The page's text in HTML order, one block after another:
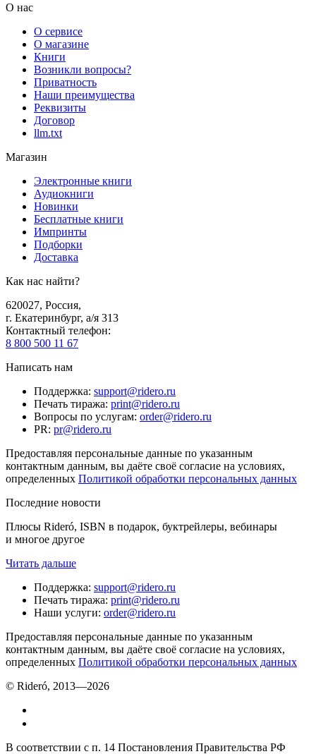
О нас
О сервисе
О магазине
Книги
Возникли вопросы?
Приватность
Наши преимущества
Реквизиты
Договор
llm.txt
Магазин
Электронные книги
Аудиокниги
Новинки
Бесплатные книги
Импринты
Подборки
Доставка
Как нас найти?
620027, Россия,
г. Екатеринбург, а/я 313
Контактный телефон:
8 800 500 11 67
Написать нам
Поддержка: support@ridero.ru
Печать тиража: print@ridero.ru
Вопросы по услугам: order@ridero.ru
PR: pr@ridero.ru
Предоставляя персональные данные по указанным
контактным данным, вы даёте своё согласие на условиях,
определенных Политикой обработки персональных данных
Последние новости
Плюсы Rideró, ISBN в подарок, буктрейлеры, вебинары
и многое другое
Читать дальше
Поддержка: support@ridero.ru
Печать тиража: print@ridero.ru
Наши услуги: order@ridero.ru
Предоставляя персональные данные по указанным
контактным данным, вы даёте своё согласие на условиях,
определенных Политикой обработки персональных данных
© Rideró, 2013—2026
В соответствии с п. 14 Постановления Правительства РФ